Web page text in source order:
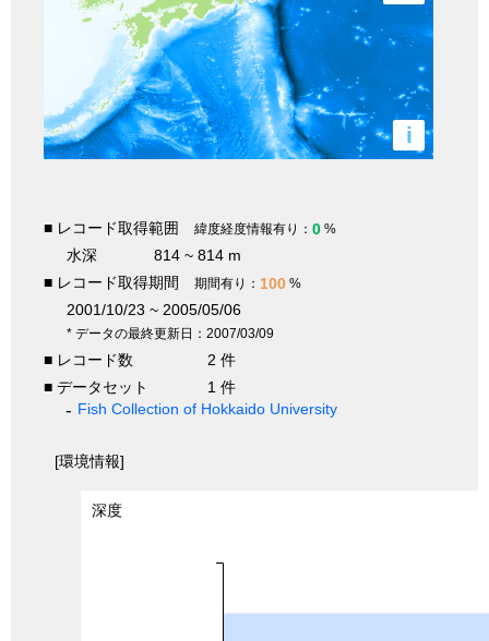
i
■ レコード取得範囲 緯度経度情報有り： 0 %
水深
814 ~ 814 m
■ レコード取得期間
期間有り： 100 %
2001/10/23 ~ 2005/05/06
* データの最終更新日：2007/03/09
■ レコード数
2 件
■ データセット
1 件
Fish Collection of Hokkaido University
[環境情報]
深度